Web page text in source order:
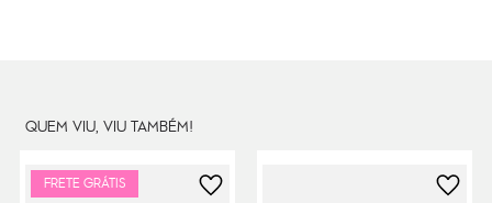
QUEM VIU, VIU TAMBÉM!
FRETE GRÁTIS